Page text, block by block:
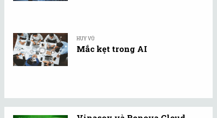
HUY VŨ
Mắc kẹt trong AI